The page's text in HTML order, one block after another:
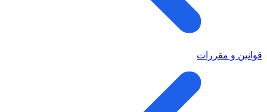
قوانین و مقررات